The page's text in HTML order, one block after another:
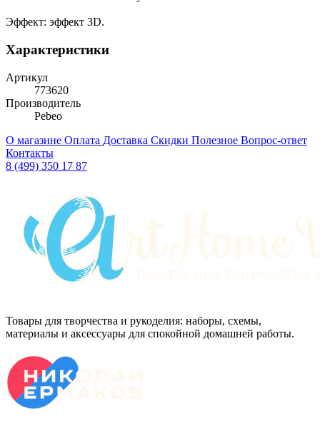
Эффект: эффект 3D.
Характеристики
Артикул
773620
Производитель
Pebeo
О магазине Оплата Доставка Скидки Полезное Вопрос-ответ
Контакты
8 (499) 350 17 87
Товары для творчества и рукоделия: наборы, схемы,
материалы и аксессуары для спокойной домашней работы.